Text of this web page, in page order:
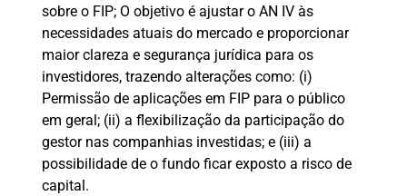
sobre o FIP; O objetivo é ajustar o AN IV às
necessidades atuais do mercado e proporcionar
maior clareza e segurança jurídica para os
investidores, trazendo alterações como: (i)
Permissão de aplicações em FIP para o público
em geral; (ii) a flexibilização da participação do
gestor nas companhias investidas; e (iii) a
possibilidade de o fundo ficar exposto a risco de
capital.